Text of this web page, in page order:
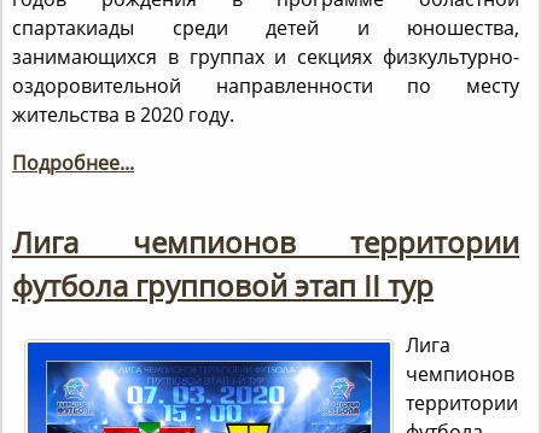
спартакиады среди детей и юношества,
занимающихся в группах и секциях физкультурно-
оздоровительной направленности по месту
жительства в 2020 году.
Подробнее...
Лига чемпионов территории
футбола групповой этап ІІ тур
Лига
чемпионов
территории